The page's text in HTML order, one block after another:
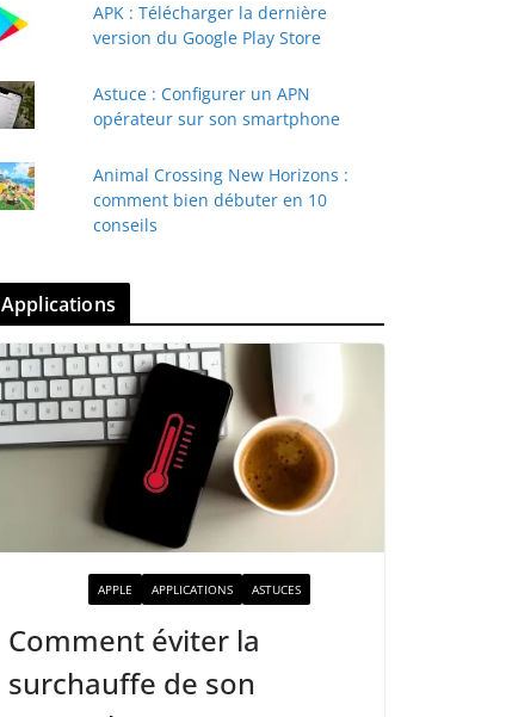
APK : Télécharger la dernière
version du Google Play Store
Astuce : Configurer un APN
opérateur sur son smartphone
Animal Crossing New Horizons :
comment bien débuter en 10
conseils
Applications
APPLE APPLICATIONS ASTUCES
Comment éviter la
surchauffe de son